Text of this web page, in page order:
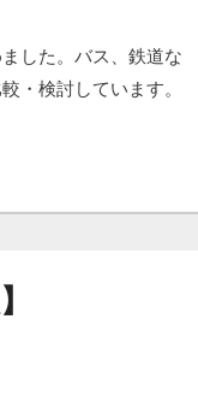
した。バス、鉄道な
・検討しています。